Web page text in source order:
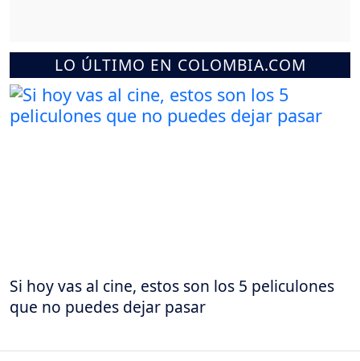
LO ÚLTIMO EN COLOMBIA.COM
Si hoy vas al cine, estos son los 5 peliculones
que no puedes dejar pasar